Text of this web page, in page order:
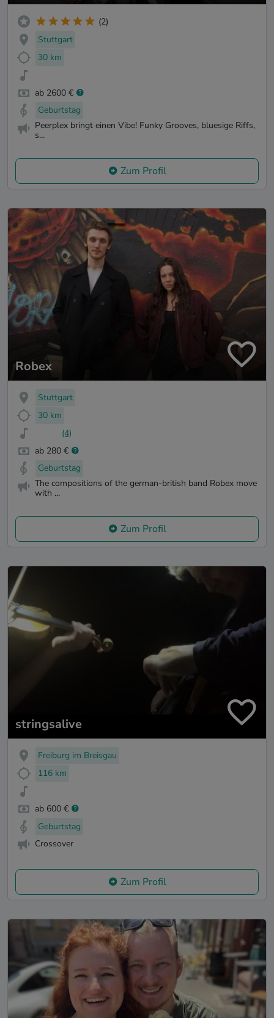
(2)
Stuttgart
30 km
ab 2600 €
Geburtstag
Peerplex bringt einen Vibe! Funky Grooves, bluesige Riffs,
s...
Zum Profil
Robex
Stuttgart
30 km
(4)
ab 280 €
Geburtstag
The compositions of the german-british band Robex move
with ...
Zum Profil
stringsalive
Freiburg im Breisgau
116 km
ab 600 €
Geburtstag
Crossover
Zum Profil